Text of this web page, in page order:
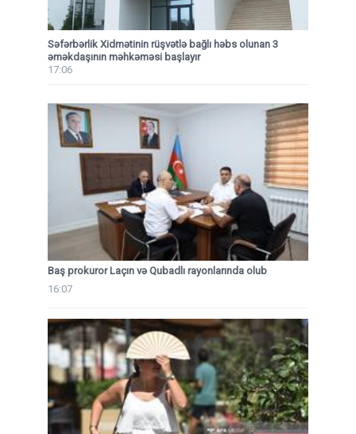
Səfərbərlik Xidmətinin rüşvətlə bağlı həbs olunan 3
əməkdaşının məhkəməsi başlayır
17:06
Baş prokuror Laçın və Qubadlı rayonlarında olub
16:07